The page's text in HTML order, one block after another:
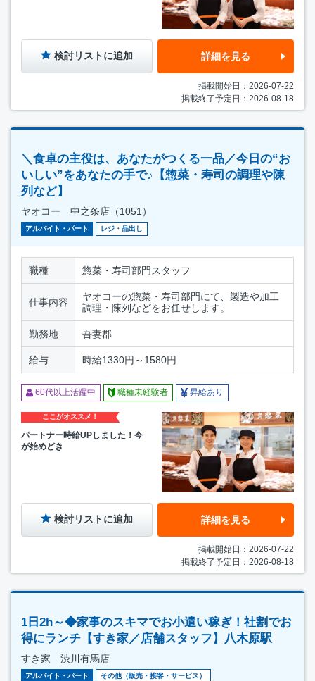
検討リストに追加 詳細を見る
掲載開始日：2026-07-22
掲載終了予定日：2026-08-18
＼食卓の主役は、あなたがつくる一品／今日の“お
いしい”をあなたの手で♪【惣菜・寿司の調理や陳
列など】
ヤオコー 中之条店（1051）
アルバイト・パート レジ・品出し
職種 惣菜・寿司部門スタッフ
仕事内容
ヤオコーの惣菜・寿司部門にて、製造や加工
調理・陳列などをお任せします。
勤務地 吾妻郡
給与 時給1330円～1580円
60代以上活躍中 職種未経験者 昇給あり
ここがオススメ！
パートナー時給UPしました！今
が始めどき
検討リストに追加 詳細を見る
掲載開始日：2026-07-22
掲載終了予定日：2026-08-18
1日2h～◆家事のスキマでお小遣い稼ぎ！社割でお
得にランチ【すき家／店舗スタッフ】八木原駅
すき家 渋川有馬店
アルバイト・パート その他（販売・接客・サービス）